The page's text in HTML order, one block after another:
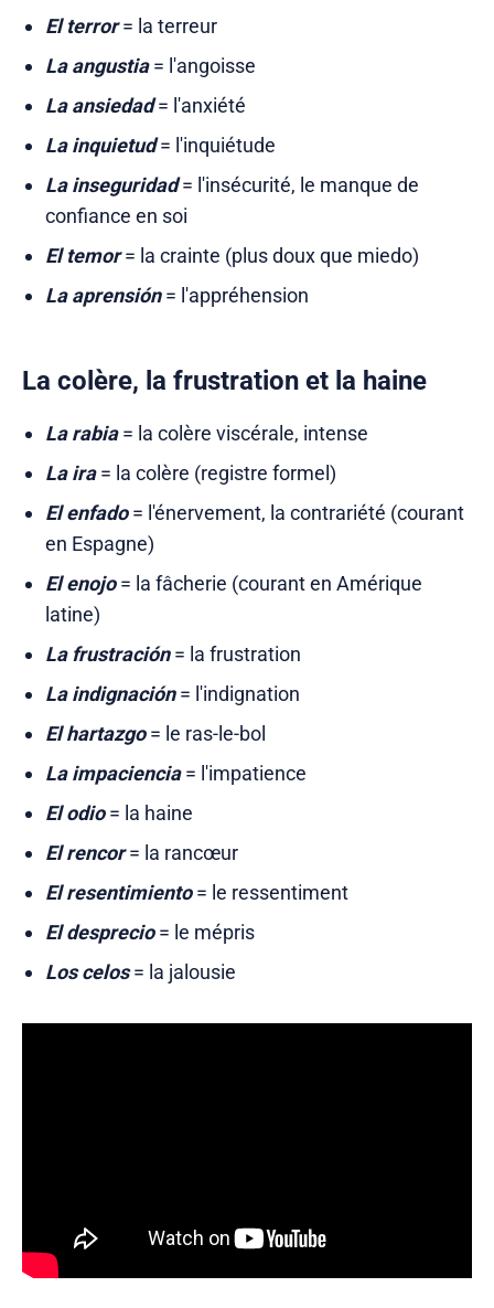
El terror= la terreur
La angustia= l'angoisse
La ansiedad= l'anxiété
La inquietud= l'inquiétude
La inseguridad= l'insécurité, le manque de
confiance en soi
El temor= la crainte (plus doux que miedo)
La aprensión= l'appréhension
La colère, la frustration et la haine
La rabia= la colère viscérale, intense
La ira= la colère (registre formel)
El enfado= l'énervement, la contrariété (courant
en Espagne)
El enojo= la fâcherie (courant en Amérique
latine)
La frustración= la frustration
La indignación= l'indignation
El hartazgo= le ras-le-bol
La impaciencia= l'impatience
El odio= la haine
El rencor= la rancœur
El resentimiento= le ressentiment
El desprecio= le mépris
Los celos= la jalousie